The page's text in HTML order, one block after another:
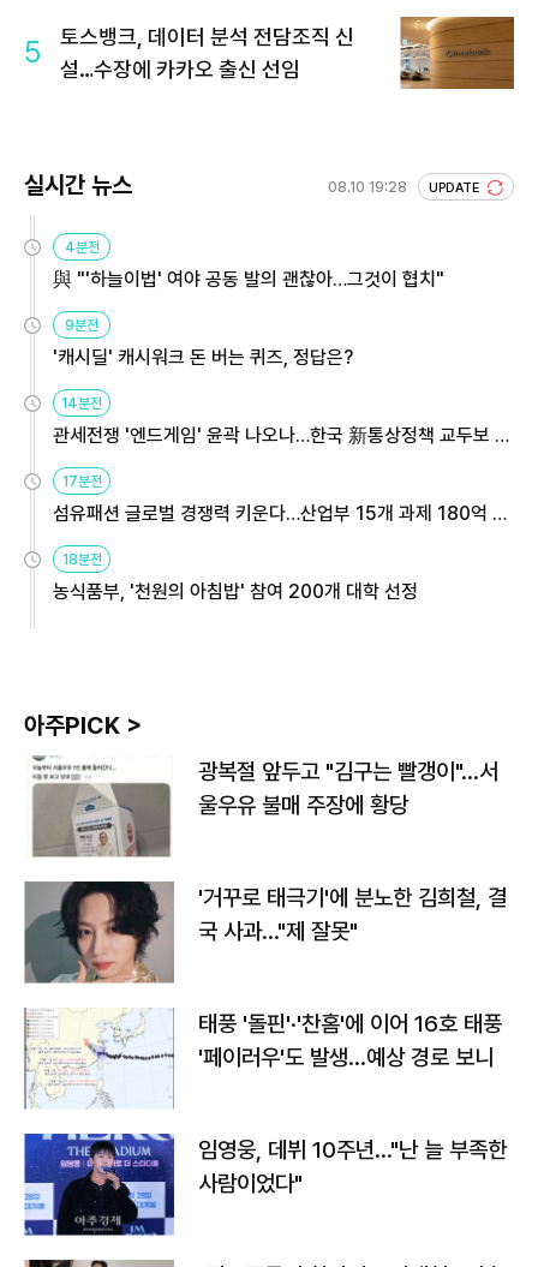
5
토스뱅크, 데이터 분석 전담조직 신
설…수장에 카카오 출신 선임
실시간 뉴스 08.10 19:28 UPDATE
4분전
與 "'하늘이법' 여야 공동 발의 괜찮아…그것이 협치"
9분전
'캐시딜' 캐시워크 돈 버는 퀴즈, 정답은?
14분전
관세전쟁 '엔드게임' 윤곽 나오나…한국 新통상정책 교두보 활
용해야
17분전
섬유패션 글로벌 경쟁력 키운다…산업부 15개 과제 180억 지
원
18분전
농식품부, '천원의 아침밥' 참여 200개 대학 선정
아주PICK >
광복절 앞두고 "김구는 빨갱이"…서
울우유 불매 주장에 황당
'거꾸로 태극기'에 분노한 김희철, 결
국 사과…"제 잘못"
태풍 '돌핀'·'찬홈'에 이어 16호 태풍
'페이러우'도 발생…예상 경로 보니
임영웅, 데뷔 10주년…"난 늘 부족한
사람이었다"